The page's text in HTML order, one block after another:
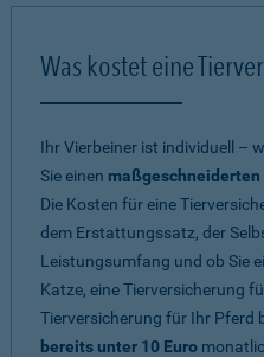
Was kostet eine
Ihr Vierbeiner ist individuell –
Sie einen maßgeschneiderten
Die Kosten für eine
dem Erstattungssatz, der
Leistungsumfang und ob Sie
Katze, eine Tierversicherung
Tierversicherung für Ihr Pferd
bereits unter 10 Euro